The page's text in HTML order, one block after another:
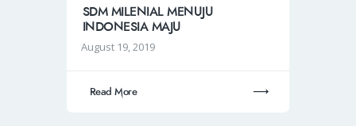
SDM MILENIAL MENUJU
INDONESIA MAJU
August 19, 2019
Read More